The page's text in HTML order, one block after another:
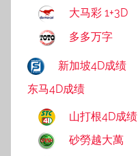
大马彩 1+3D
多多万字
新加坡4D成绩
东马4D成绩
山打根4D成绩
砂勞越大萬